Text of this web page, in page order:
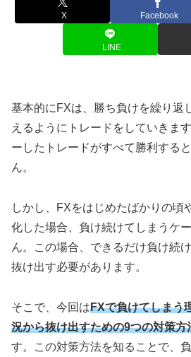
X Facebook
LINE
基本的にFXは、勝ち負けを繰り返
えるようにトレードをしていきま
ーしたトレードがすべて勝利する
ん。
しかし、FXをはじめたばかりの頃
化した場合、負け続けてしまうケ
ん。この場合、できるだけ負け続
抜け出す必要があります。
そこで、今回はFXで負けてしまう
況から抜け出すための9つの対策方
す。この対策方法を知ることで、